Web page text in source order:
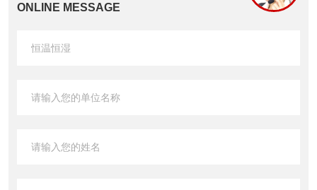
ONLINE MESSAGE